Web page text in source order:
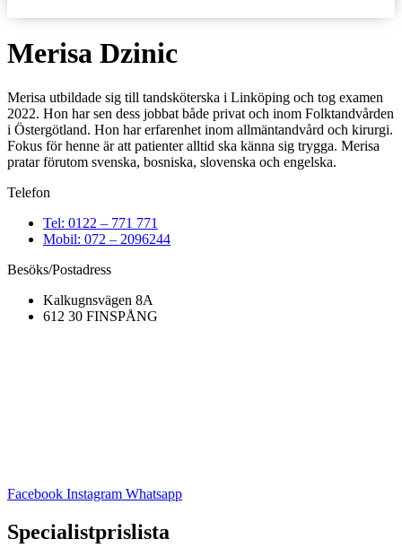
Merisa Dzinic
Merisa utbildade sig till tandsköterska i Linköping och tog examen
2022. Hon har sen dess jobbat både privat och inom Folktandvården
i Östergötland. Hon har erfarenhet inom allmäntandvård och kirurgi.
Fokus för henne är att patienter alltid ska känna sig trygga. Merisa
pratar förutom svenska, bosniska, slovenska och engelska.
Telefon
Tel: 0122 – 771 771
Mobil: 072 – 2096244
Besöks/Postadress
Kalkugnsvägen 8A
612 30 FINSPÅNG
Facebook Instagram Whatsapp
Specialistprislista